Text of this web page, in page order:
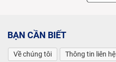
BẠN CẦN BIẾT
Về chúng tôi Thông tin liên hệ